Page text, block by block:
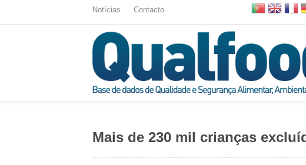
Notícias Contacto
Mais de 230 mil crianças